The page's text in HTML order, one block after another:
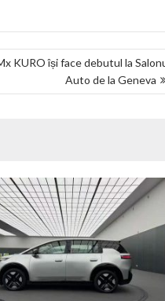
KURO își face debutul la
Auto de la Geneva